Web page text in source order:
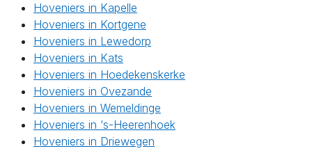
Hoveniers in Kapelle
Hoveniers in Kortgene
Hoveniers in Lewedorp
Hoveniers in Kats
Hoveniers in Hoedekenskerke
Hoveniers in Ovezande
Hoveniers in Wemeldinge
Hoveniers in ‘s-Heerenhoek
Hoveniers in Driewegen